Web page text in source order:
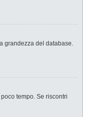
grandezza del database.
tempo. Se riscontri